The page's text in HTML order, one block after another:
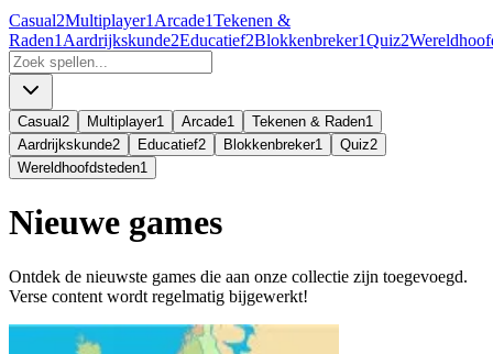
Casual2Multiplayer1 Arcade1Tekenen &
Raden1 Aardrijkskunde2Educatief2Blokkenbreker1Quiz2
Casual 2 Multiplayer1 Arcade1 Tekenen & Raden1
Aardrijkskunde2 Educatief2 Blokkenbreker1 Quiz2
Wereldhoofdsteden1
Nieuwe games
Ontdek de nieuwste games die aan onze collectie zijn toegevoegd.
Verse content wordt regelmatig bijgewerkt!